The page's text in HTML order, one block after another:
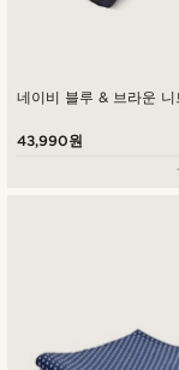
네이비 블루 & 브라운 니
43,990원